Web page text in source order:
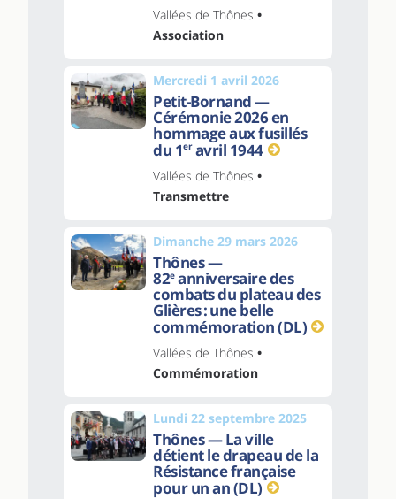
Vallées de Thônes •
Association
Mercredi 1 avril 2026
Petit-Bornand —
Cérémonie 2026 en
hommage aux fusillés
du 1eravril 1944
Vallées de Thônes •
Transmettre
Dimanche 29 mars 2026
Thônes —
82eanniversaire des
combats du plateau des
Glières : une belle
commémoration (DL)
Vallées de Thônes •
Commémoration
Lundi 22 septembre 2025
Thônes — La ville
détient le drapeau de la
Résistance française
pour un an (DL)